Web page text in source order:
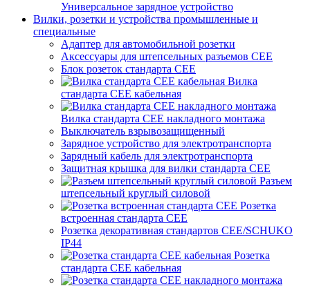
Универсальное зарядное устройство
Вилки, розетки и устройства промышленные и
специальные
Адаптер для автомобильной розетки
Аксессуары для штепсельных разъемов CEE
Блок розеток стандарта CEE
Вилка
стандарта CEE кабельная
Вилка стандарта CEE накладного монтажа
Выключатель взрывозащищенный
Зарядное устройство для электротранспорта
Зарядный кабель для электротранспорта
Защитная крышка для вилки стандарта CEE
Разъем
штепсельный круглый силовой
Розетка
встроенная стандарта CEE
Розетка декоративная стандартов CEE/SCHUKO
IP44
Розетка
стандарта СЕЕ кабельная